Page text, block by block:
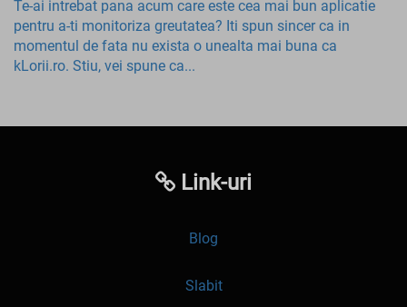
Te-ai intrebat pana acum care este cea mai bun aplicatie
pentru a-ti monitoriza greutatea? Iti spun sincer ca in
momentul de fata nu exista o unealta mai buna ca
kLorii.ro. Stiu, vei spune ca...
Link-uri
Blog
Slabit